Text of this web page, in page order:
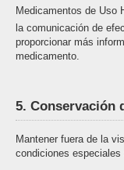
Medicamentos de Uso
la comunicación de
proporcionar más
medicamento.
5. Conservación
Mantener fuera de la
condiciones